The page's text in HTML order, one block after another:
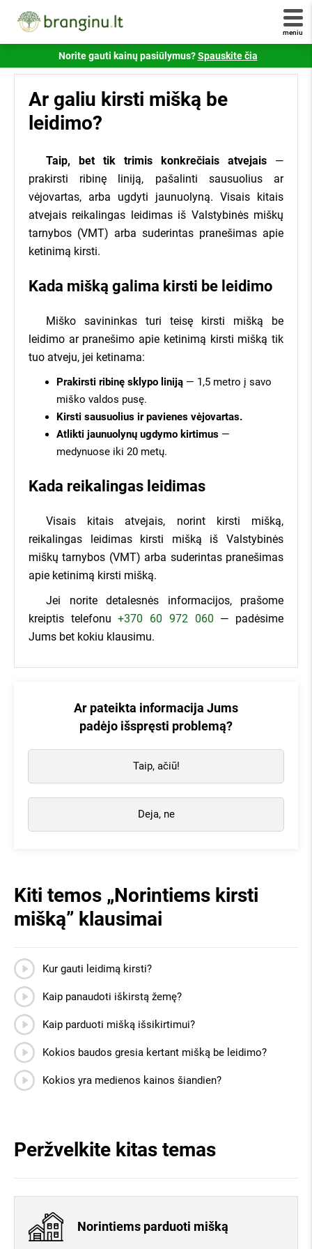
meniu
Ar galiu kirsti mišką be
leidimo?
Taip, bet tik trimis konkrečiais atvejais —
prakirsti ribinę liniją, pašalinti sausuolius ar
vėjovartas, arba ugdyti jaunuolyną. Visais kitais
atvejais reikalingas leidimas iš Valstybinės miškų
tarnybos (VMT) arba suderintas pranešimas apie
ketinimą kirsti.
Kada mišką galima kirsti be leidimo
Miško savininkas turi teisę kirsti mišką be
leidimo ar pranešimo apie ketinimą kirsti mišką tik
tuo atveju, jei ketinama:
Prakirsti ribinę sklypo liniją — 1,5 metro į savo
miško valdos pusę.
Kirsti sausuolius ir pavienes vėjovartas.
Atlikti jaunuolynų ugdymo kirtimus —
medynuose iki 20 metų.
Kada reikalingas leidimas
Visais kitais atvejais, norint kirsti mišką,
reikalingas leidimas kirsti mišką iš Valstybinės
miškų tarnybos (VMT) arba suderintas pranešimas
apie ketinimą kirsti mišką.
Jei norite detalesnės informacijos, prašome
kreiptis telefonu+370 60 972 060 — padėsime
Jums bet kokiu klausimu.
Ar pateikta informacija Jums
padėjo išspręsti problemą?
Taip, ačiū!
Deja, ne
Kiti temos „Norintiems kirsti
mišką” klausimai
Kur gauti leidimą kirsti?
Kaip panaudoti iškirstą žemę?
Kaip parduoti mišką išsikirtimui?
Kokios baudos gresia kertant mišką be leidimo?
Kokios yra medienos kainos šiandien?
Peržvelkite kitas temas
Norintiems parduoti mišką
Norite gauti kainų pasiūlymus? Spauskite čia
Visi atsiliepimai yra tikri ir patikrinti Valstybinės
vartotojų teisių apsaugos tarnybos.
panašus į šį -
234/0001:0001
nežinote - jį galite sužinote susisiekę
Šiuo klausimu taip pat galite susisiekti su mumis!
Skambinkite telefonu+370 6 333 1515.
Jūsų el. paštas
Atsakykite, kiek yra 5 + 2?
Susipažinau ir sutinku subranginu.lt
taisyklėmis
,privatumo politikair jų laikysiuos.
Siųsti užklausą
Klausiate, kaip tai veikia?
Užpildykite kairėje pusėje esančią
užklausą, įvesdami savo miško
sklypo kadastrinį numerį bei savo
kontaktus.
Pateiksime ir išsiųsime Jūsų
įmonių visoje Lietuvoje.
Įmonės, kurioms Jūsų miškas
aktualus, sistemoje pateiks savo
kainas, o visą informaciją apie jų
el. paštu, bei SMS žinutėmis!
pradėkite gauti pasiūlymus!
+ pridėti daugiau kadastrinių
Susipažinau ir sutinku su
GAUTI KAINŲ PASIŪLYMUS
Miško savininkams - nemokamai!
7 dienas įmonės varžysis dėl Jūsų miško
Kainų pasiūlymus gausite SMS žinute
Daugiau nei 400 miškininkystės įmonių